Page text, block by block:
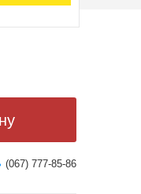
(067) 777-85-86